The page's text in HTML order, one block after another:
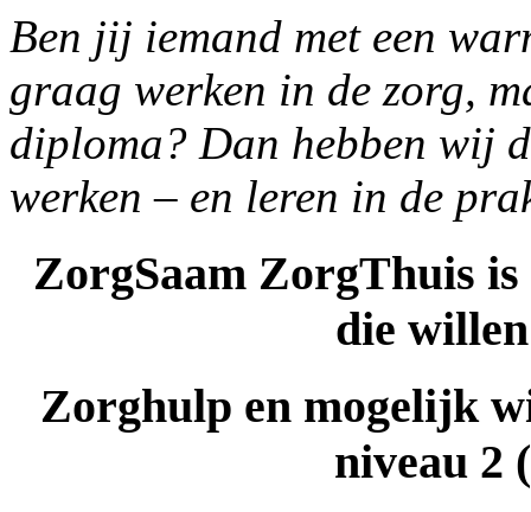
Ben jij iemand met een
graag werken in de zorg,
diploma? Dan hebben wij
werken – en leren in de
ZorgSaam ZorgThuis is
die
Zorghulp en mogelijk
niveau 2